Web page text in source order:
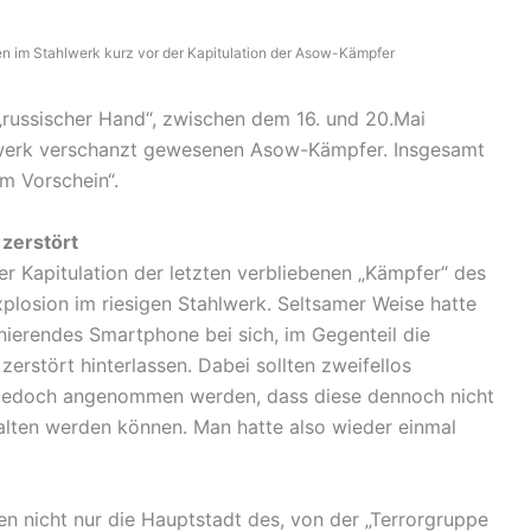
im Stahlwerk kurz vor der Kapitulation der Asow-Kämpfer
Hand“, zwischen dem 16. und 20.Mai
verschanzt gewesenen Asow-Kämpfer. Insgesamt
Vorschein“.
zerstört
Kapitulation der letzten verbliebenen „Kämpfer“ des
im riesigen Stahlwerk. Seltsamer Weise hatte
Smartphone bei sich, im Gegenteil die
hinterlassen. Dabei sollten zweifellos
angenommen werden, dass diese dennoch nicht
werden können. Man hatte also wieder einmal
nicht nur die Hauptstadt des, von der „Terrorgruppe